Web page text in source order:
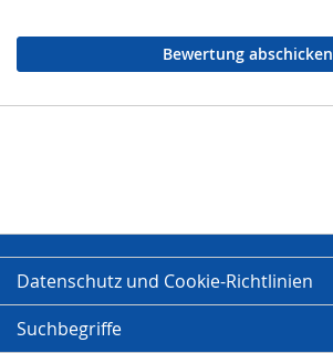
Bewertung abschicken
Datenschutz und Cookie-Richtlinien
Suchbegriffe